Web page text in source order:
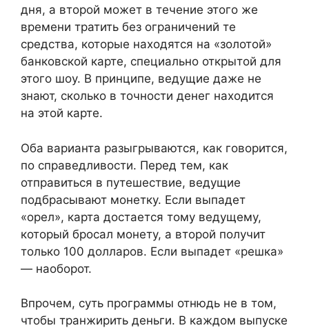
дня, а второй может в течение этого же
времени тратить без ограничений те
средства, которые находятся на «золотой»
банковской карте, специально открытой для
этого шоу. В принципе, ведущие даже не
знают, сколько в точности денег находится
на этой карте.
Оба варианта разыгрываются, как говорится,
по справедливости. Перед тем, как
отправиться в путешествие, ведущие
подбрасывают монетку. Если выпадет
«орел», карта достается тому ведущему,
который бросал монету, а второй получит
только 100 долларов. Если выпадет «решка»
— наоборот.
Впрочем, суть программы отнюдь не в том,
чтобы транжирить деньги. В каждом выпуске